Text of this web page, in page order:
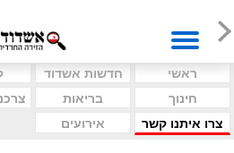
ראשי חדשות אשדוד
חינוך
בריאות
צרו איתנו קשר
אירועים